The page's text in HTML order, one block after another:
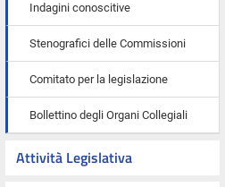
Indagini conoscitive
Stenografici delle Commissioni
Comitato per la legislazione
Bollettino degli Organi Collegiali
Attività Legislativa